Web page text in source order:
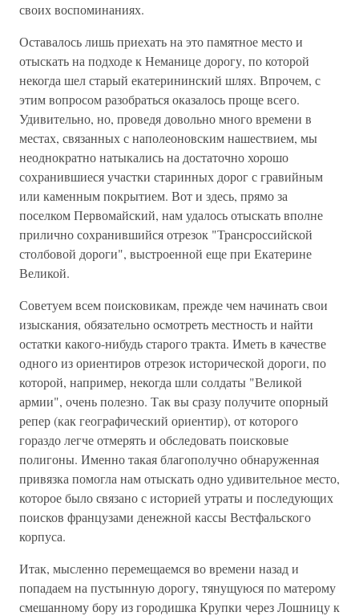
своих воспоминаниях.
Оставалось лишь приехать на это памятное место и
отыскать на подходе к Неманице дорогу, по которой
некогда шел старый екатерининский шлях. Впрочем, с
этим вопросом разобраться оказалось проще всего.
Удивительно, но, проведя довольно много времени в
местах, связанных с наполеоновским нашествием, мы
неоднократно натыкались на достаточно хорошо
сохранившиеся участки старинных дорог с гравийным
или каменным покрытием. Вот и здесь, прямо за
поселком Первомайский, нам удалось отыскать вполне
прилично сохранившийся отрезок "Трансроссийской
столбовой дороги", выстроенной еще при Екатерине
Великой.
Советуем всем поисковикам, прежде чем начинать свои
изыскания, обязательно осмотреть местность и найти
остатки какого-нибудь старого тракта. Иметь в качестве
одного из ориентиров отрезок исторической дороги, по
которой, например, некогда шли солдаты "Великой
армии", очень полезно. Так вы сразу получите опорный
репер (как географический ориентир), от которого
гораздо легче отмерять и обследовать поисковые
полигоны. Именно такая благополучно обнаруженная
привязка помогла нам отыскать одно удивительное место,
которое было связано с историей утраты и последующих
поисков французами денежной кассы Вестфальского
корпуса.
Итак, мысленно перемещаемся во времени назад и
попадаем на пустынную дорогу, тянущуюся по матерому
смешанному бору из городишка Крупки через Лошницу к